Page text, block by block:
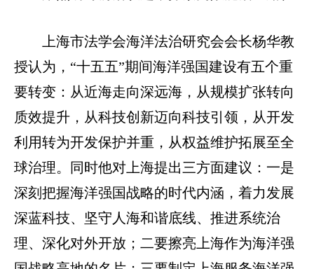
上海市法学会海洋法治研究会会长杨华教
授认为，“十五五”期间海洋强国建设有五个重
要转变：从近海走向深远海，从规模扩张转向
质效提升，从科技创新迈向科技引领，从开发
利用转为开发保护并重，从权益维护拓展至全
球治理。同时他对上海提出三方面建议：一是
深刻把握海洋强国战略的时代内涵，着力发展
深蓝科技、坚守人海和谐底线、推进系统治
理、深化对外开放；二要擦亮上海作为海洋强